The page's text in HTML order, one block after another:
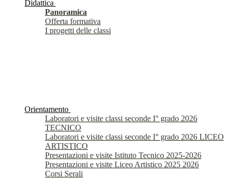
Didattica
Panoramica
Offerta formativa
I progetti delle classi
Orientamento
Laboratori e visite classi seconde I° grado 2026
TECNICO
Laboratori e visite classi seconde I° grado 2026 LICEO
ARTISTICO
Presentazioni e visite Istituto Tecnico 2025-2026
Presentazioni e visite Liceo Artistico 2025 2026
Corsi Serali